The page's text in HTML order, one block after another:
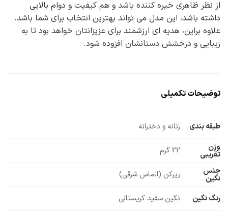
از نظر ظاهری خیره کننده باشد و هم کیفیت و دوام بالایی
داشته باشد، این مدل می تواند بهترین انتخاب برای شما باشد.
علاوه براین، هدیه ای ارزشمند برای عزیزانتان خواهد بود تا به
زیبایی و درخشش دستانشان افزوده شود.
توضیحات تکمیلی
طبقه بندی
زنانه و دخترانه
وزن
تقریبی
22 گرم
جنس
نگین زیرکن (الماس شرقی)
رنگ نگین نگین سفید کریستالی